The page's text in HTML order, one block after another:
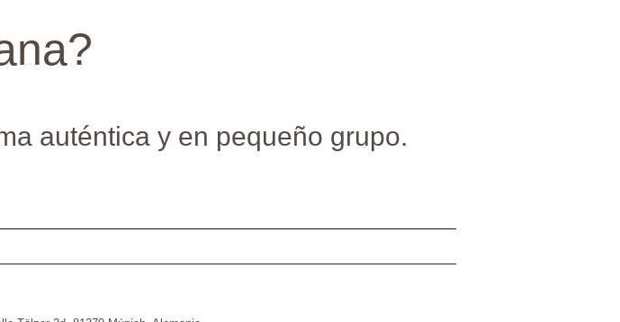
auténtica y en pequeño grupo.